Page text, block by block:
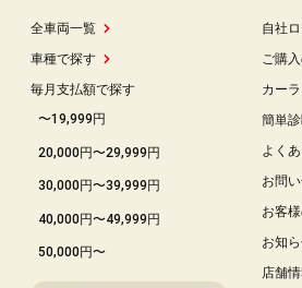
全車両一覧
車種で探す
毎月支払額で探す
〜19,999円
20,000円〜29,999円
30,000円〜39,999円
40,000円〜49,999円
50,000円〜
自社
ご購
カー
簡単
よく
お問
お客
お知
店舗